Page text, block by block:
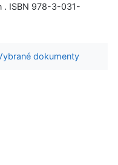
. ISBN 978-3-031-
dokumenty